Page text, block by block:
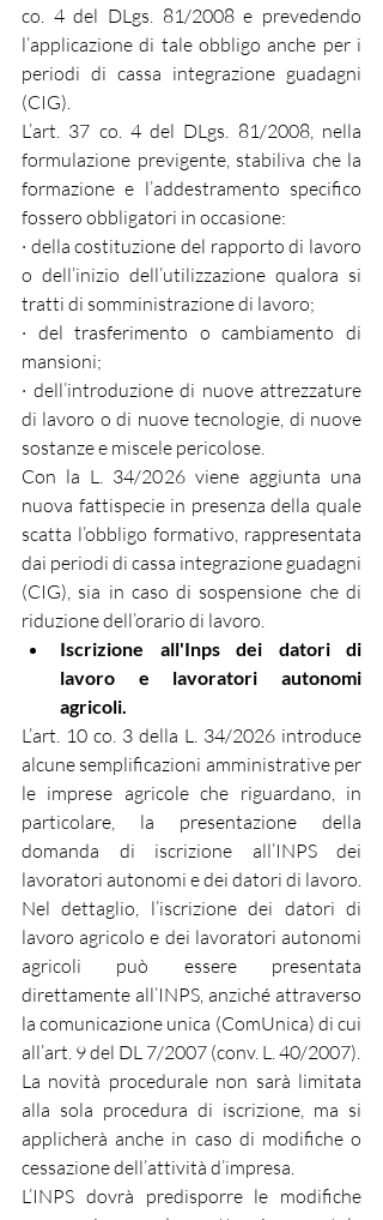
co. 4 del DLgs. 81/2008 e prevedendo
l’applicazione di tale obbligo anche per i
periodi di cassa integrazione guadagni
(CIG).
L’art. 37 co. 4 del DLgs. 81/2008, nella
formulazione previgente, stabiliva che la
formazione e l’addestramento specifico
fossero obbligatori in occasione:
· della costituzione del rapporto di lavoro
o dell’inizio dell’utilizzazione qualora si
tratti di somministrazione di lavoro;
· del trasferimento o cambiamento di
mansioni;
· dell’introduzione di nuove attrezzature
di lavoro o di nuove tecnologie, di nuove
sostanze e miscele pericolose.
Con la L. 34/2026 viene aggiunta una
nuova fattispecie in presenza della quale
scatta l’obbligo formativo, rappresentata
dai periodi di cassa integrazione guadagni
(CIG), sia in caso di sospensione che di
riduzione dell’orario di lavoro.
Iscrizione all'Inps dei datori di
lavoro e lavoratori autonomi
agricoli.
L’art. 10 co. 3 della L. 34/2026 introduce
alcune semplificazioni amministrative per
le imprese agricole che riguardano, in
particolare, la presentazione della
domanda di iscrizione all’INPS dei
lavoratori autonomi e dei datori di lavoro.
Nel dettaglio, l’iscrizione dei datori di
lavoro agricolo e dei lavoratori autonomi
agricoli può essere presentata
direttamente all’INPS, anziché attraverso
la comunicazione unica (ComUnica) di cui
all’art. 9 del DL 7/2007 (conv. L. 40/2007).
La novità procedurale non sarà limitata
alla sola procedura di iscrizione, ma si
applicherà anche in caso di modifiche o
cessazione dell’attività d’impresa.
L’INPS dovrà predisporre le modifiche